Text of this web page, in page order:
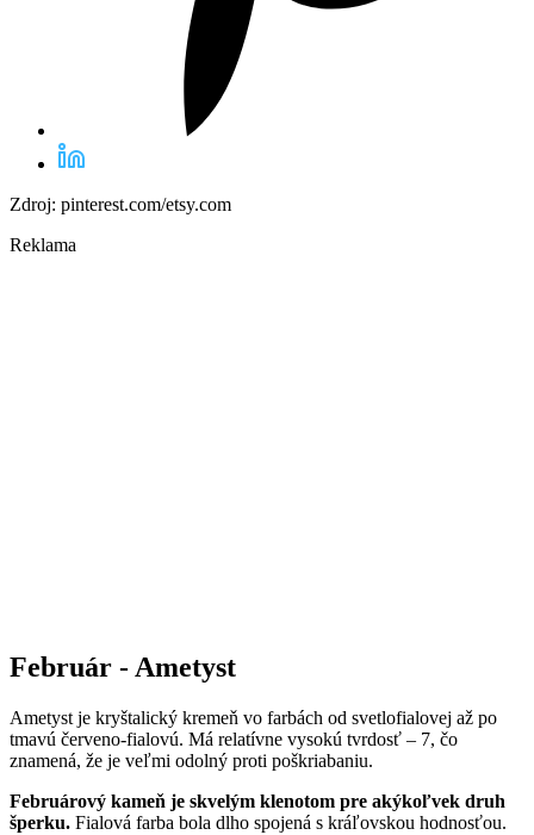
Zdroj: pinterest.com/etsy.com
Reklama
Február - Ametyst
Ametyst je kryštalický kremeň vo farbách od svetlofialovej až po
tmavú červeno-fialovú. Má relatívne vysokú tvrdosť – 7, čo
znamená, že je veľmi odolný proti poškriabaniu.
Februárový kameň je skvelým klenotom pre akýkoľvek druh
šperku. Fialová farba bola dlho spojená s kráľovskou hodnosťou.